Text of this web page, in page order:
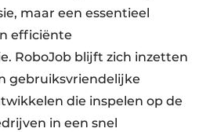
maar een essentieel
efficiënte
RoboJob blijft zich inzetten
gebruiksvriendelijke
die inspelen op de
in een snel